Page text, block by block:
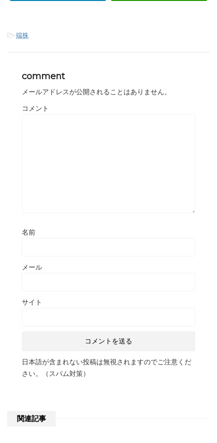
-端株
comment
メールアドレスが公開されることはありません。
コメント
名前
メール
サイト
日本語が含まれない投稿は無視されますのでご注意くだ
さい。（スパム対策）
関連記事